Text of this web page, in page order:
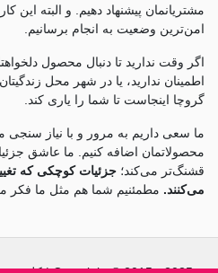
مشتریانمان پیشنهاد دهیم. و البته این
امن‌ترین وضعیت به انجام برسانیم.
اگر وقت ندارید تا دنبال محصول
اطمینان ندارید، یا در شهر محل
گروچا اینجاست تا شما را یاری کند.
ما سعی داریم به مرور و با نیاز سنجی
محصولاتمان اضافه کنیم. ما عاشق
قشنگ‌تر می‌کند؛ جزئیات کوچکی که
می‌کنند. مطمئنیم شما هم مثل ما فکر